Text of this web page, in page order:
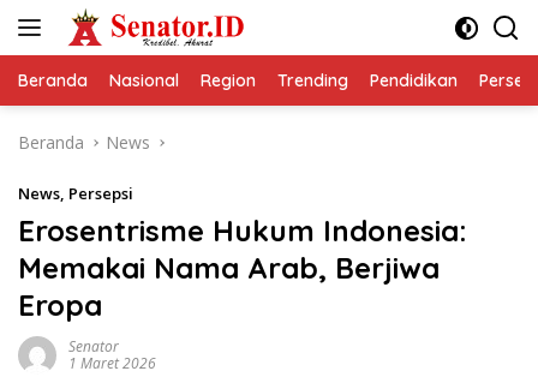
Beranda Nasional Region Trending Pendidikan
Beranda News
News, Persepsi
Erosentrisme Hukum Indonesia:
Memakai Nama Arab, Berjiwa
Eropa
Senator
1 Maret 2026